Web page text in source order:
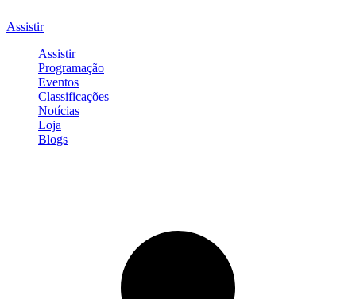
Assistir
Assistir
Programação
Eventos
Classificações
Notícias
Loja
Blogs